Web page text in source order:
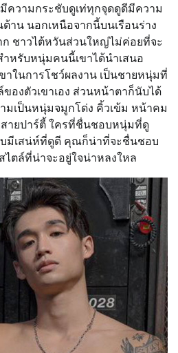
ความกระชับดูเท่ทุกจุดดูดีมีความ
าน นอกเหนือจากนี้บนเรือนร่าง
ก ชาวไต้หวันส่วนใหญ่ไม่ค่อยที่จะ
หรับหนุ่มคนนี้เขาได้นำเสนอ
าในการโชว์ผลงาน เป็นชายหนุ่มที่
องตัวเขาเอง ส่วนหน้าตาก็นับได้
มเป็นหนุ่มจมูกโด่ง คิ้วเข้ม หน้าคม
ายปาร์ตี้ ใครที่ชื่นชอบหนุ่มที่ดู
มีเสน่ห์ที่ดูดี คุณก็น่าที่จะชื่นชอบ
ไตล์ที่น่าจะอยู่ใจน่าหลงใหล